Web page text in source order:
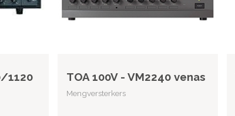
1120 TOA 100V - VM2240 venas
Mengversterkers